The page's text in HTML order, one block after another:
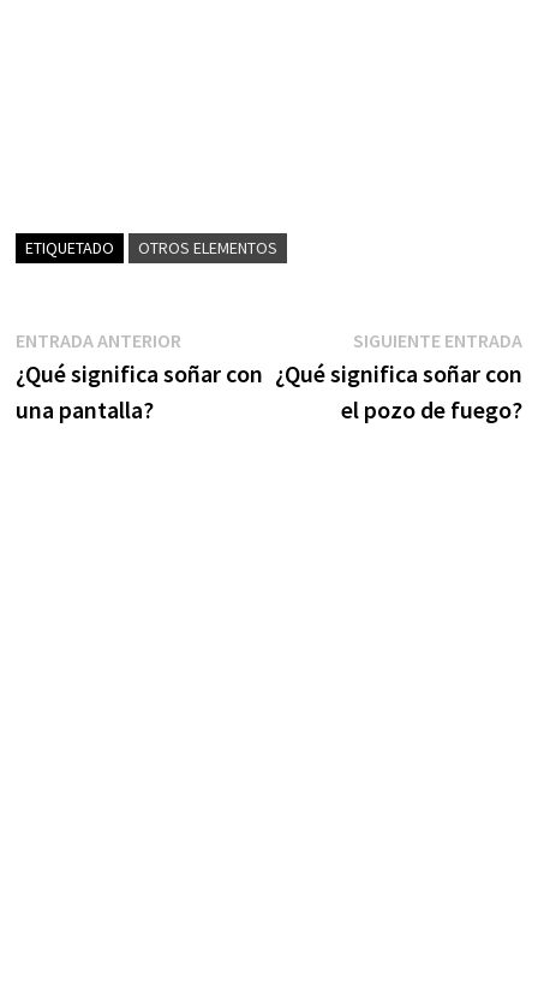
ETIQUETADO OTROS ELEMENTOS
Navegación
de
entradas
ENTRADA ANTERIOREntrada
anterior:
¿Qué significa soñar con
una pantalla?
SIGUIENTE ENTRADA
¿Qué significa soñar con
el pozo de fuego?